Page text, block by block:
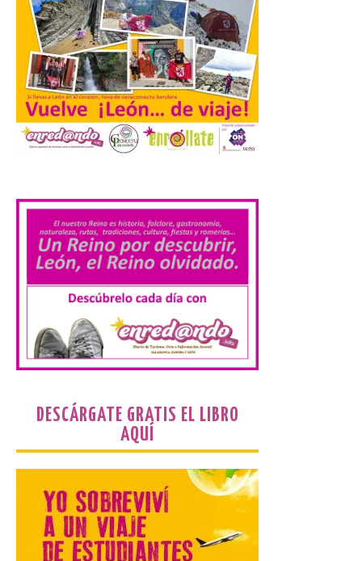
programa insignia de
prácticas Blue Book,
abriéndolo a titulados de
EFP
6 Ago 2026
Las solicitudes estarán
abiertas del 22 de julio al 4
2026.- La Comisión
Europea ha actualizado las normas de su
programa de prácticas, estableciendo un
marco único modernizado que hace que el
programa […]
Despega el primer avión
de Iberia con wifi de alta
velocidad gratuito de
Starlink
Iberia se convierte en la
primera aerolínea
española en ofrecer wifi a
bordo de Starlink, la
constelación de satélites
más avanzada del mundo, desarrollada
por SpaceX. La incorporación de esta
tecnología forma parte del compromiso
de Iberia con la innovación […]
DESCÁRGATE GRATIS EL LIBRO
AQUÍ